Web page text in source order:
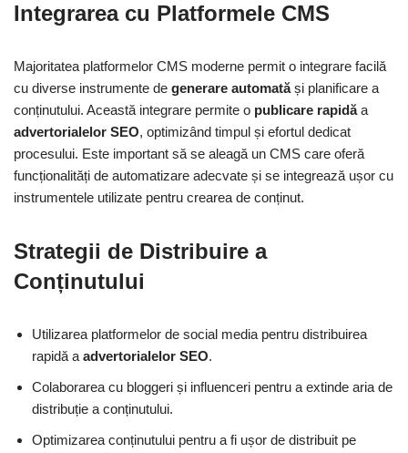
Integrarea cu Platformele CMS
Majoritatea platformelor CMS moderne permit o integrare facilă
cu diverse instrumente de generare automatăși planificare a
conținutului. Această integrare permite o publicare rapidăa
advertorialelor SEO, optimizând timpul și efortul dedicat
procesului. Este important să se aleagă un CMS care oferă
funcționalități de automatizare adecvate și se integrează ușor cu
instrumentele utilizate pentru crearea de conținut.
Strategii de Distribuire a
Conținutului
Utilizarea platformelor de social media pentru distribuirea
rapidă a advertorialelor SEO.
Colaborarea cu bloggeri și influenceri pentru a extinde aria de
distribuție a conținutului.
Optimizarea conținutului pentru a fi ușor de distribuit pe